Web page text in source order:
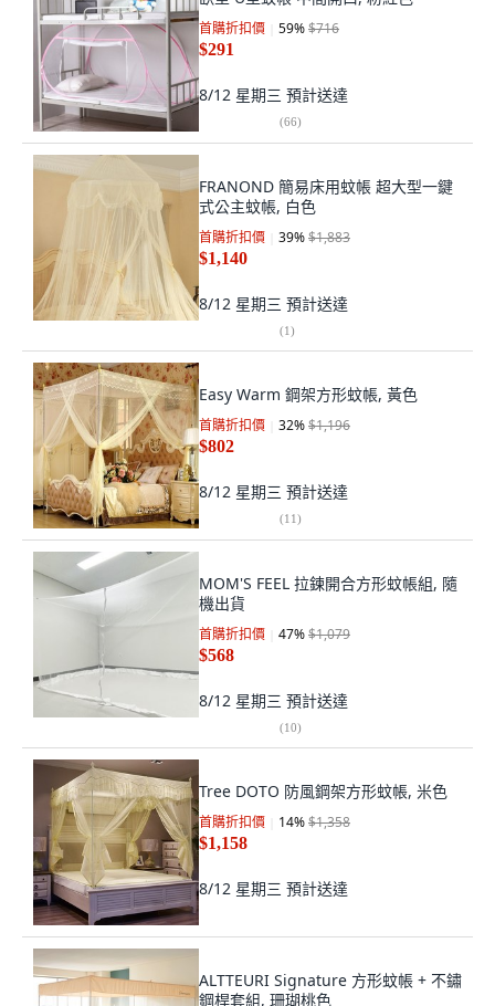
首購折扣價 59%$716
$291
8/12 星期三 預計送達
(66)
FRANOND 簡易床用蚊帳 超大型一鍵
式公主蚊帳, 白色
首購折扣價 39%$1,883
$1,140
8/12 星期三 預計送達
(1)
Easy Warm 鋼架方形蚊帳, 黃色
首購折扣價 32%$1,196
$802
8/12 星期三 預計送達
(11)
MOM'S FEEL 拉鍊開合方形蚊帳組, 隨
機出貨
首購折扣價 47%$1,079
$568
8/12 星期三 預計送達
(10)
Tree DOTO 防風鋼架方形蚊帳, 米色
首購折扣價 14%$1,358
$1,158
8/12 星期三 預計送達
ALTTEURI Signature 方形蚊帳 + 不鏽
鋼桿套組, 珊瑚桃色